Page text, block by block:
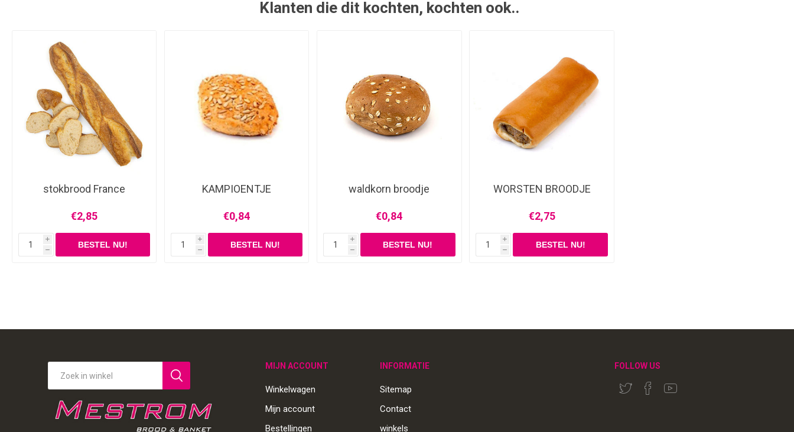
Klanten die dit kochten, kochten ook..
stokbrood France
€2,85
i
h
KAMPIOENTJE
€0,84
i
h
waldkorn broodje
€0,84
i
h
WORSTEN BROODJE
€2,75
i
h
MIJN ACCOUNT
Winkelwagen
Mijn account
Bestellingen
INFORMATIE
Sitemap
Contact
winkels
FOLLOW US